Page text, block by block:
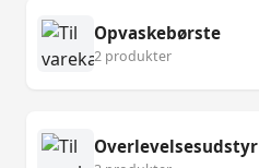
Opvaskebørste
2 produkter
Overlevelsesudstyr